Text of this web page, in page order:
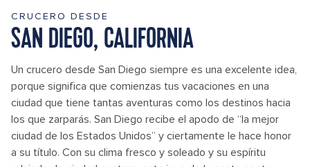
CRUCERO DESDE
SAN DIEGO, CALIFORNIA
Un crucero desde San Diego siempre es una excelente idea,
porque significa que comienzas tus vacaciones en una
ciudad que tiene tantas aventuras como los destinos hacia
los que zarparás. San Diego recibe el apodo de “la mejor
ciudad de los Estados Unidos” y ciertamente le hace honor
a su título. Con su clima fresco y soleado y su espíritu